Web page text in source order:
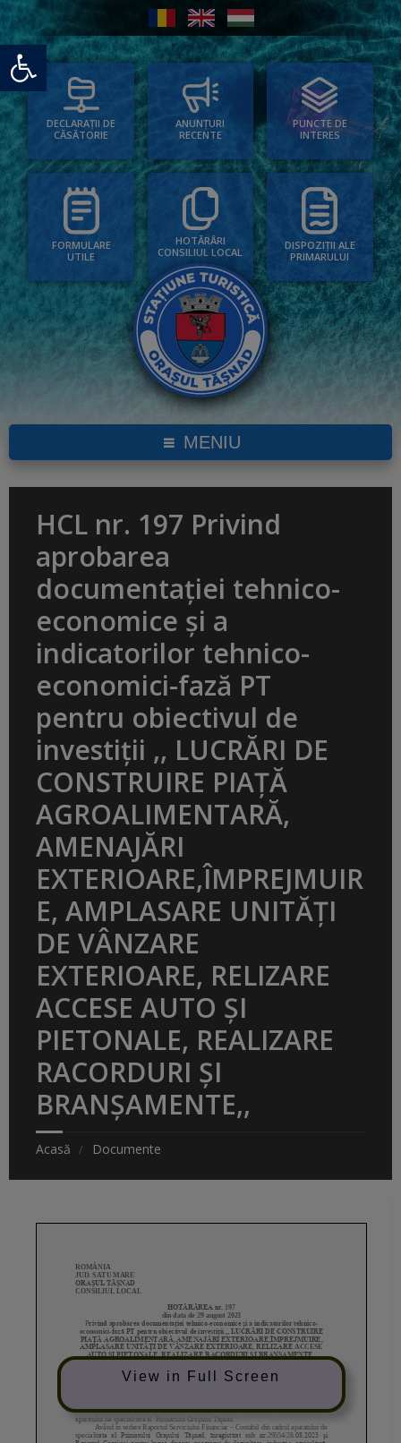
Deschide bara de unelte
DECLARAȚII DE
CĂSĂTORIE
ANUNȚURI
RECENTE
PUNCTE DE
INTERES
FORMULARE
UTILE
HOTĂRÂRI
CONSILIUL LOCAL
DISPOZIȚII ALE
PRIMARULUI
MENIU
HCL nr. 197 Privind
aprobarea
documentației tehnico-
economice și a
indicatorilor tehnico-
economici-fază PT
pentru obiectivul de
investiții ,, LUCRĂRI DE
CONSTRUIRE PIAȚĂ
AGROALIMENTARĂ,
AMENAJĂRI
EXTERIOARE,ÎMPREJMUIR
E, AMPLASARE UNITĂȚI
DE VÂNZARE
EXTERIOARE, RELIZARE
ACCESE AUTO ȘI
PIETONALE, REALIZARE
RACORDURI ȘI
BRANȘAMENTE,,
Acasă Documente
View in Full Screen